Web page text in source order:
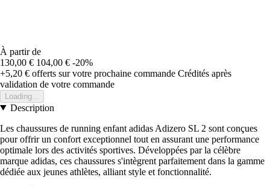
À partir de
130,00 € 104,00 € -20%
+5,20 € offerts sur votre prochaine commande Crédités après
validation de votre commande
Loading...
Description
Les chaussures de running enfant adidas Adizero SL 2 sont conçues
pour offrir un confort exceptionnel tout en assurant une performance
optimale lors des activités sportives. Développées par la célèbre
marque adidas, ces chaussures s'intègrent parfaitement dans la gamme
dédiée aux jeunes athlètes, alliant style et fonctionnalité.